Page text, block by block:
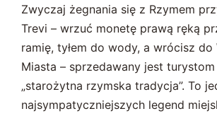
Zwyczaj żegnania się z Rzymem
Trevi – wrzuć monetę prawą ręką
ramię, tyłem do wody, a wrócisz do
Miasta – sprzedawany jest
„starożytna rzymska tradycja”. To
najsympatyczniejszych legend